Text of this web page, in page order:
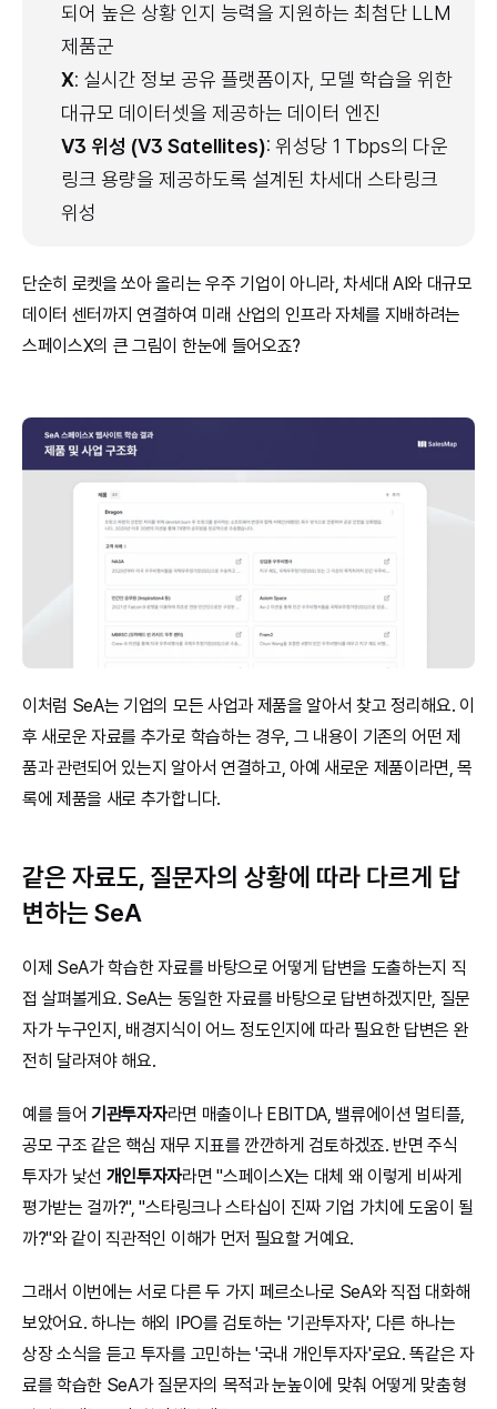
되어 높은 상황 인지 능력을 지원하는 최첨단 LLM
제품군
X: 실시간 정보 공유 플랫폼이자, 모델 학습을 위한
대규모 데이터셋을 제공하는 데이터 엔진
V3 위성 (V3 Satellites): 위성당 1 Tbps의 다운
링크 용량을 제공하도록 설계된 차세대 스타링크
위성
단순히 로켓을 쏘아 올리는 우주 기업이 아니라, 차세대 AI와 대규모
데이터 센터까지 연결하여 미래 산업의 인프라 자체를 지배하려는
스페이스X의 큰 그림이 한눈에 들어오죠?
이처럼 SeA는 기업의 모든 사업과 제품을 알아서 찾고 정리해요. 이
후 새로운 자료를 추가로 학습하는 경우, 그 내용이 기존의 어떤 제
품과 관련되어 있는지 알아서 연결하고, 아예 새로운 제품이라면, 목
록에 제품을 새로 추가합니다.
같은 자료도, 질문자의 상황에 따라 다르게 답
변하는 SeA
이제 SeA가 학습한 자료를 바탕으로 어떻게 답변을 도출하는지 직
접 살펴볼게요. SeA는 동일한 자료를 바탕으로 답변하겠지만, 질문
자가 누구인지, 배경지식이 어느 정도인지에 따라 필요한 답변은 완
전히 달라져야 해요.
예를 들어 기관투자자라면 매출이나 EBITDA, 밸류에이션 멀티플,
공모 구조 같은 핵심 재무 지표를 깐깐하게 검토하겠죠. 반면 주식
투자가 낯선 개인투자자라면 "스페이스X는 대체 왜 이렇게 비싸게
평가받는 걸까?", "스타링크나 스타십이 진짜 기업 가치에 도움이 될
까?"와 같이 직관적인 이해가 먼저 필요할 거예요.
그래서 이번에는 서로 다른 두 가지 페르소나로 SeA와 직접 대화해
보았어요. 하나는 해외 IPO를 검토하는 '기관투자자', 다른 하나는
상장 소식을 듣고 투자를 고민하는 '국내 개인투자자'로요. 똑같은 자
료를 학습한 SeA가 질문자의 목적과 눈높이에 맞춰 어떻게 맞춤형